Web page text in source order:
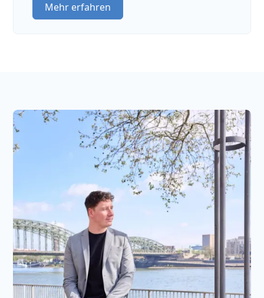
Mehr erfahren